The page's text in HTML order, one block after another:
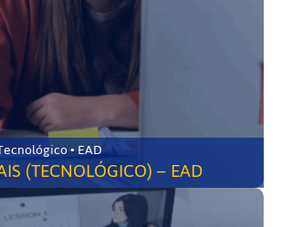
Divinópolis-MG • Tecnológico • EAD
(TECNOLÓGICO) – EAD